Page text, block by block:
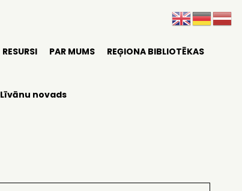
RESURSI PAR MUMS REĢIONA BIBLIOTĒKAS
Līvānu novads